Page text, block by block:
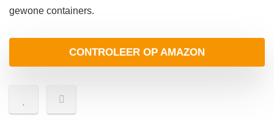
gewone containers.
CONTROLEER OP AMAZON